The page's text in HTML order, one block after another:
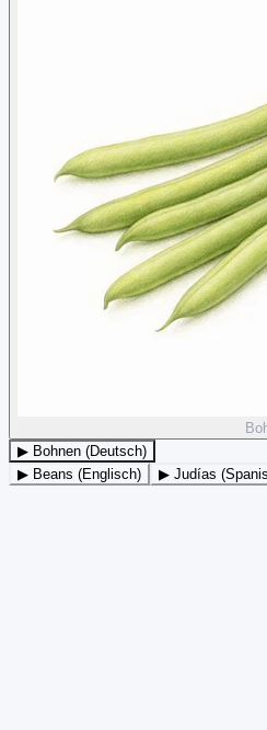
▶ Bohnen (Deutsch)
▶ Beans (Englisch)
▶ Judías